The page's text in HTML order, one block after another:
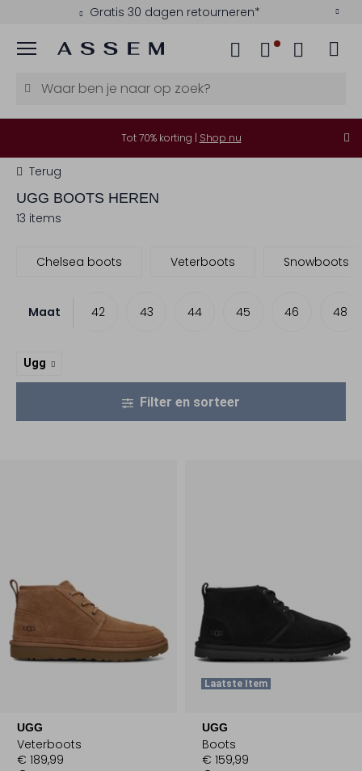
Gratis 30 dagen retourneren*
Menu
Tot 70% korting | Shop nu
Terug
UGG BOOTS HEREN
13 items
Chelsea boots Veterboots Snowboots
Maat
41 42 43 44 45 46 48
Ugg
Filter en sorteer
UGG
Veterboots
€ 189,99
Laatste Item
UGG
Boots
€ 159,99